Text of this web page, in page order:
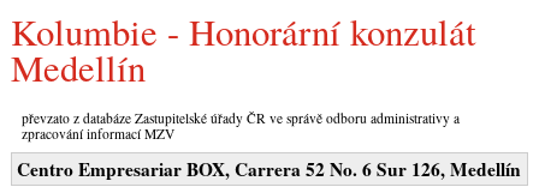
Kolumbie - Honorární konzulát
Medellín
převzato z databáze Zastupitelské úřady ČR ve správě odboru administrativy a
zpracování informací MZV
Centro Empresariar BOX, Carrera 52 No. 6 Sur 126, Medellín